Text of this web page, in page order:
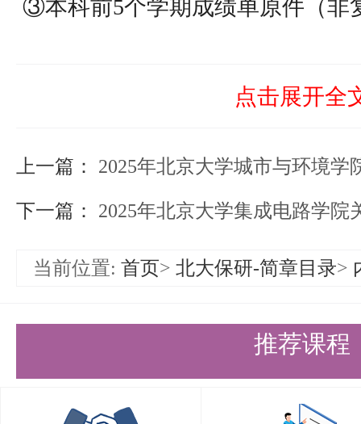
③本科前5个学期成绩单原件（非
④有效的英语水平证明复印件；
⑥其他证明材料（如体现自身学
工作成果等）。
密封并由推荐专家在封口骑缝处
1、网上报名
点击展开全
上一篇： 2025年北京大学城市与环境学院“全国
下一篇： 2025年北京大学集成电路学院关于
当前位置: 首页> 北大保研-简章目录>
推荐课程